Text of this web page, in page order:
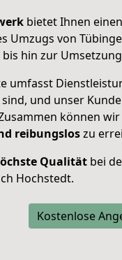
bietet Ihnen
Umzugs von
hin zur
umfasst
und unser
können
reibungsloszu
Qualität bei
Hochstedt.
Kostenlose